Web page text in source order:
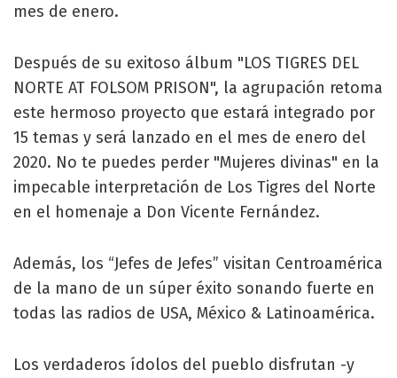
mes de enero.
Después de su exitoso álbum "LOS TIGRES DEL
NORTE AT FOLSOM PRISON", la agrupación retoma
este hermoso proyecto que estará integrado por
15 temas y será lanzado en el mes de enero del
2020. No te puedes perder "Mujeres divinas" en la
impecable interpretación de Los Tigres del Norte
en el homenaje a Don Vicente Fernández.
Además, los “Jefes de Jefes” visitan Centroamérica
de la mano de un súper éxito sonando fuerte en
todas las radios de USA, México & Latinoamérica.
Los verdaderos ídolos del pueblo disfrutan -y